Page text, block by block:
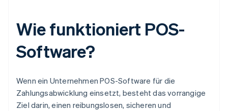
Wie funktioniert POS-
Software?
Wenn ein Unternehmen POS-Software für die
Zahlungsabwicklung einsetzt, besteht das vorrangige
Ziel darin, einen reibungslosen, sicheren und